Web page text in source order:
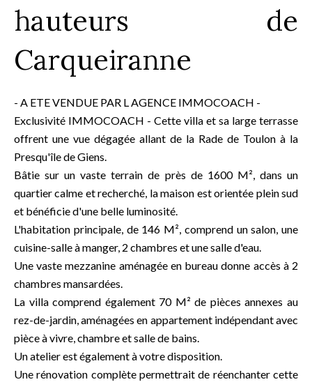
hauteurs de
Carqueiranne
- A ETE VENDUE PAR L AGENCE IMMOCOACH -
Exclusivité IMMOCOACH - Cette villa et sa large terrasse
offrent une vue dégagée allant de la Rade de Toulon à la
Presqu'île de Giens.
Bâtie sur un vaste terrain de près de 1600 M², dans un
quartier calme et recherché, la maison est orientée plein sud
et bénéficie d'une belle luminosité.
L'habitation principale, de 146 M², comprend un salon, une
cuisine-salle à manger, 2 chambres et une salle d'eau.
Une vaste mezzanine aménagée en bureau donne accès à 2
chambres mansardées.
La villa comprend également 70 M² de pièces annexes au
rez-de-jardin, aménagées en appartement indépendant avec
pièce à vivre, chambre et salle de bains.
Un atelier est également à votre disposition.
Une rénovation complète permettrait de réenchanter cette